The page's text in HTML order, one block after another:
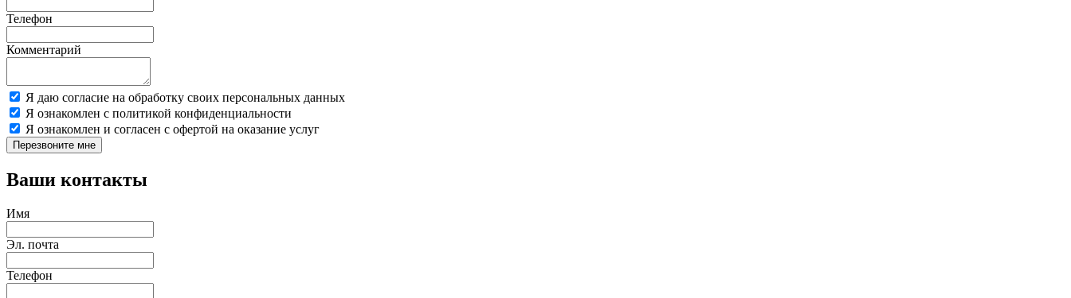
Телефон
Комментарий
Я даю согласие на обработку своих персональных данных
Я ознакомлен с политикой конфиденциальности
Я ознакомлен и согласен с офертой на оказание услуг
Перезвоните мне
Ваши контакты
Имя
Эл. почта
Телефон